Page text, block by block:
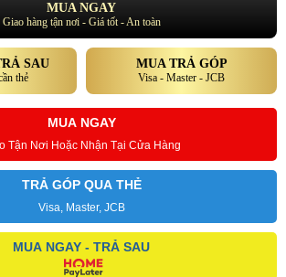
MUA NGAY
Giao hàng tận nơi - Giá tốt - An toàn
SAU
thẻ
MUA TRẢ GÓP
Visa - Master - JCB
MUA NGAY
Tận Nơi Hoặc Nhận Tại Cửa Hàng
TRẢ GÓP QUA THẺ
Visa, Master, JCB
MUA NGAY - TRẢ SAU